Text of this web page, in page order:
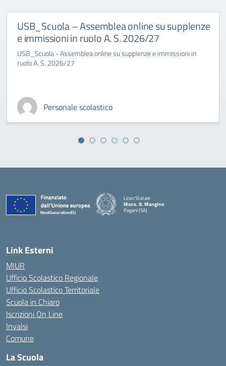
USB_Scuola – Assemblea online su supplenze
e immissioni in ruolo A. S. 2026/27
USB_Scuola - Assemblea online su supplenze e immissioni in
ruolo A. S. 2026/27
Personale scolastico
Liceo Statale
Mons. B. Mangino
Pagani (SA)
— Visita la pagina iniziale della scuola
Link Esterni
MIUR
Ufficio Scolastico Regionale
Ufficio Scolastico Territoriale
Scuola in Chiaro
Iscrizioni On Line
Invalsi
Comune
La Scuola